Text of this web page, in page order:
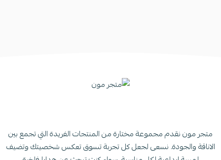
متجر مون نقدم مجموعة مختارة من المنتجات الفريدة التي تجمع بين
الاناقة والجودة. نسعى لجعل كل تجربة تسوق تعكس شخصيتك وتضيف